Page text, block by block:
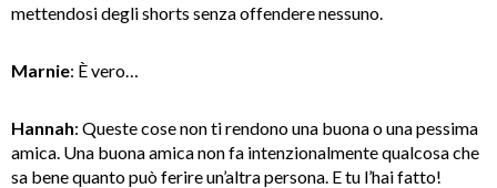
mettendosi degli shorts senza offendere nessuno.
Marnie: È vero…
Hannah: Queste cose non ti rendono una buona o una pessima
amica. Una buona amica non fa intenzionalmente qualcosa che
sa bene quanto può ferire un’altra persona. E tu l’hai fatto!